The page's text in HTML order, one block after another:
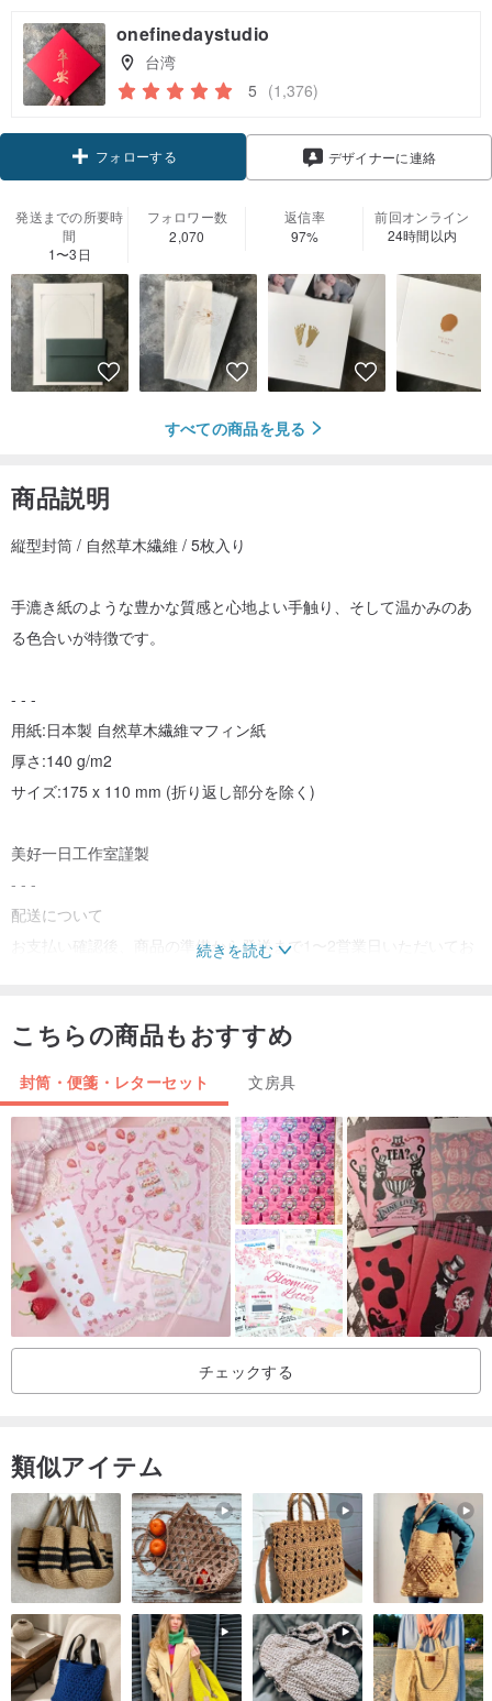
onefinedaystudio
台湾
5 (1,376)
フォローする デザイナーに連絡
発送までの所要時
間
1〜3日
フォロワー数
2,070
返信率
97%
前回オンライン
24時間以内
すべての商品を見る
商品説明
縦型封筒 / 自然草木繊維 / 5枚入り
手漉き紙のような豊かな質感と心地よい手触り、そして温かみのあ
る色合いが特徴です。
- - -
用紙:日本製 自然草木繊維マフィン紙
厚さ:140 g/m2
サイズ:175 x 110 mm (折り返し部分を除く)
美好一日工作室謹製
- - -
配送について
お支払い確認後、商品の準備から発送まで1〜2営業日いただいてお
なります。
店舗に到着します。物流システムからのSMS通知にご注意くださ
い。
実店舗でのご購入について
台北の「松煙小賣所」、「好丘（信義区）」、「放放堂（民生社
区）」、「來好商號（永康街）」にてお取り扱いがございます。た
だし、店舗によって在庫状況が異なりますので、ご来店前にお電話
にてご確認いただくことをお勧めいたします。
続きを読む
こちらの商品もおすすめ
封筒・便箋・レターセット 文房具
チェックする
類似アイテム